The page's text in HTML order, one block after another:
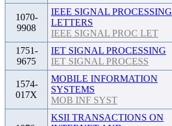
1070-
9908
IEEE SIGNAL PROCESSING
LETTERS
IEEE SIGNAL PROC LET
1751-
9675
IET SIGNAL PROCESSING
IET SIGNAL PROCESS
1574-
017X
MOBILE INFORMATION
SYSTEMS
MOB INF SYST
KSII TRANSACTIONS ON